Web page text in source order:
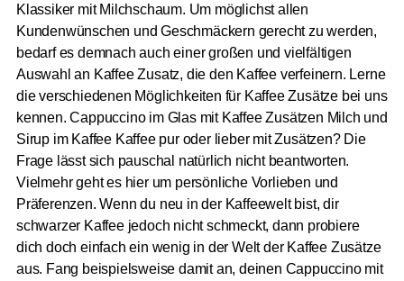
Klassiker mit Milchschaum. Um möglichst allen
Kundenwünschen und Geschmäckern gerecht zu werden,
bedarf es demnach auch einer großen und vielfältigen
Auswahl an Kaffee Zusatz, die den Kaffee verfeinern. Lerne
die verschiedenen Möglichkeiten für Kaffee Zusätze bei uns
kennen. Cappuccino im Glas mit Kaffee Zusätzen Milch und
Sirup im Kaffee Kaffee pur oder lieber mit Zusätzen? Die
Frage lässt sich pauschal natürlich nicht beantworten.
Vielmehr geht es hier um persönliche Vorlieben und
Präferenzen. Wenn du neu in der Kaffeewelt bist, dir
schwarzer Kaffee jedoch nicht schmeckt, dann probiere
dich doch einfach ein wenig in der Welt der Kaffee Zusätze
aus. Fang beispielsweise damit an, deinen Cappuccino mit